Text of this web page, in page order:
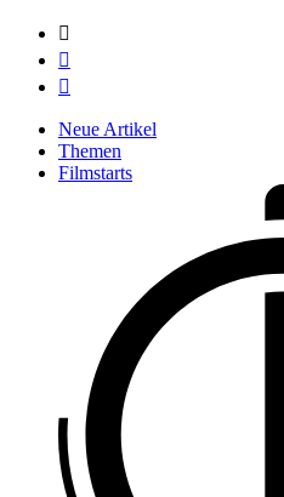



Neue Artikel
Themen
Filmstarts